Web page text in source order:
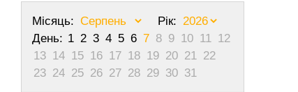
Місяць:
Рік:
День: 1 2 3 4 5 6 7 8 9 10 11 12
13 14 15 16 17 18 19 20 21 22
23 24 25 26 27 28 29 30 31